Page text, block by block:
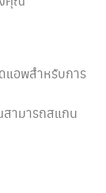
แอพสำหรับการ
ามารถสแกน